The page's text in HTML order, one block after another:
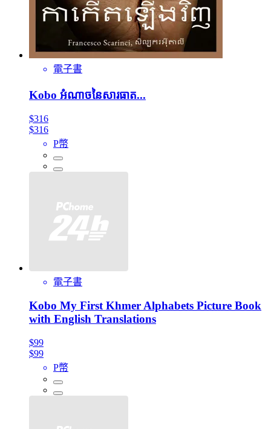
電子書
Kobo អំណាចនៃសារធាត...
$316
$316
P幣
電子書
Kobo My First Khmer Alphabets Picture Book
with English Translations
$99
$99
P幣